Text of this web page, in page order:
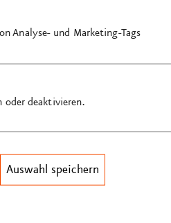
Analyse- und Marketing-Tags
oder deaktivieren.
Auswahl speichern